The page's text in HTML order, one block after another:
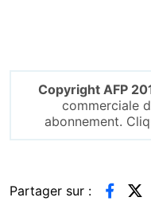
Copyright AFP
commerciale
abonnement.
Partager sur :